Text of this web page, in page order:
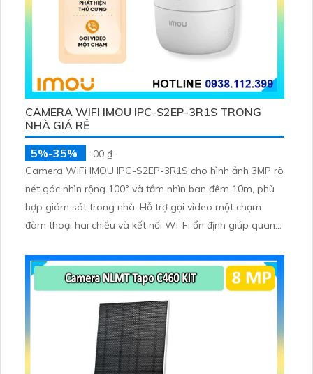
CAMERA WIFI IMOU IPC-S2EP-3R1S TRONG
NHÀ GIÁ RẺ
5%-35%
00 ₫
Camera WiFi IMOU IPC-S2EP-3R1S cho hình ảnh 3MP rõ
nét góc nhìn rộng 100° và tầm nhìn ban đêm 10m, phù
hợp giám sát trong nhà. Hỗ trợ gọi video một chạm
đàm thoại hai chiều và kết nối Wi-Fi ổn định giúp quan
256GB hoặc lưu đám mây dễ lắp đặt cho gia đình và văn
phòng nhỏ.